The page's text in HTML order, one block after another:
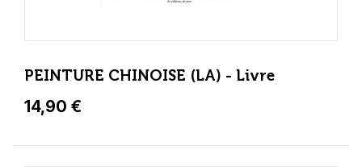
PEINTURE CHINOISE (LA) - Livre
14,90 €